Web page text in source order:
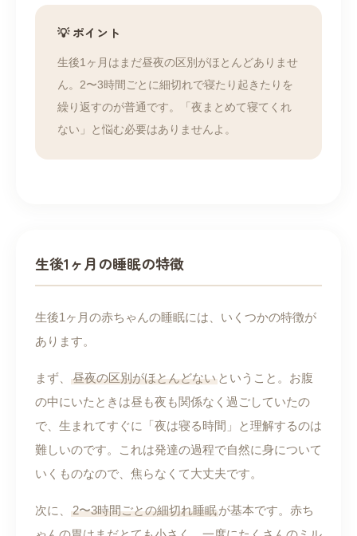
💡 ポイント
生後1ヶ月はまだ昼夜の区別がほとんどありませ
ん。2〜3時間ごとに細切れで寝たり起きたりを
繰り返すのが普通です。「夜まとめて寝てくれ
ない」と悩む必要はありませんよ。
生後1ヶ月の睡眠の特徴
生後1ヶ月の赤ちゃんの睡眠には、いくつかの特徴が
あります。
まず、 昼夜の区別がほとんどない ということ。お腹
の中にいたときは昼も夜も関係なく過ごしていたの
で、生まれてすぐに「夜は寝る時間」と理解するのは
難しいのです。これは発達の過程で自然に身について
いくものなので、焦らなくて大丈夫です。
次に、 2〜3時間ごとの細切れ睡眠が基本です。赤ち